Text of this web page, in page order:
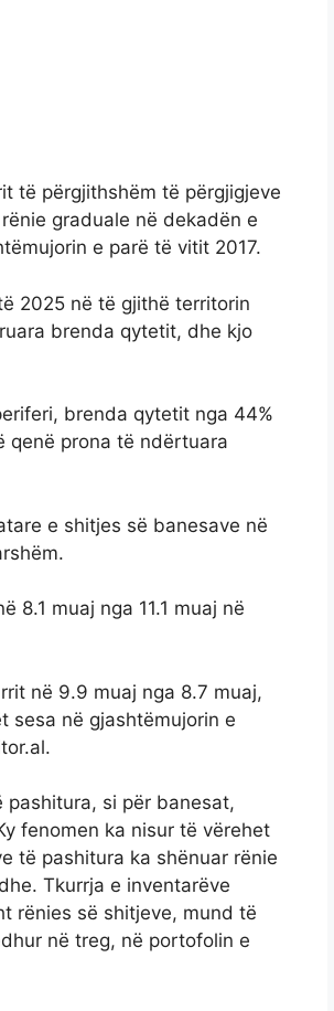
të përgjithshëm të përgjigjeve
graduale në dekadën e
e parë të vitit 2017.
2025 në të gjithë territorin
brenda qytetit, dhe kjo
brenda qytetit nga 44%
qenë prona të ndërtuara
e shitjes së banesave në
8.1 muaj nga 11.1 muaj në
në 9.9 muaj nga 8.7 muaj,
sesa në gjashtëmujorin e
pashitura, si për banesat,
fenomen ka nisur të vërehet
të pashitura ka shënuar rënie
Tkurrja e inventarëve
rënies së shitjeve, mund të
në treg, në portofolin e